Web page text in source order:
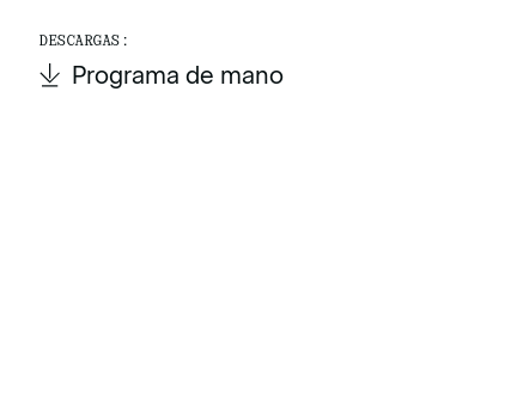
DESCARGAS:
Programa de mano